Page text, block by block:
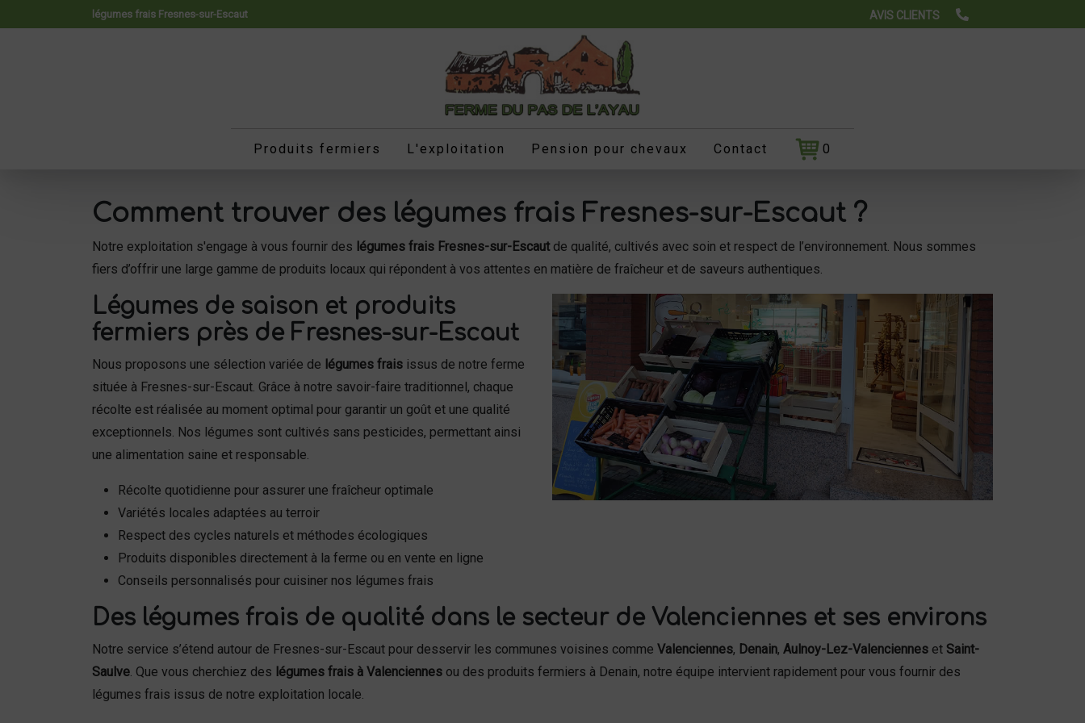
légumes frais Fresnes-sur-Escaut AVIS CLIENTS
Produits fermiers L'exploitation Pension pour chevaux Contact 0
Comment trouver des légumes frais Fresnes-sur-Escaut ?
Notre exploitation s'engage à vous fournir des légumes frais Fresnes-sur-Escautde qualité, cultivés avec soin et respect de l’environnement. Nous sommes
fiers d’offrir une large gamme de produits locaux qui répondent à vos attentes en matière de fraîcheur et de saveurs authentiques.
Légumes de saison et produits
fermiers près de Fresnes-sur-Escaut
Nous proposons une sélection variée de légumes frais issus de notre ferme
située à Fresnes-sur-Escaut. Grâce à notre savoir-faire traditionnel, chaque
récolte est réalisée au moment optimal pour garantir un goût et une qualité
exceptionnels. Nos légumes sont cultivés sans pesticides, permettant ainsi
une alimentation saine et responsable.
Récolte quotidienne pour assurer une fraîcheur optimale
Variétés locales adaptées au terroir
Respect des cycles naturels et méthodes écologiques
Produits disponibles directement à la ferme ou en vente en ligne
Conseils personnalisés pour cuisiner nos légumes frais
Des légumes frais de qualité dans le secteur de Valenciennes et ses environs
Notre service s’étend autour de Fresnes-sur-Escaut pour desservir les communes voisines comme Valenciennes, Denain, Aulnoy-Lez-Valenciennes et Saint-
Saulve. Que vous cherchiez des légumes frais à Valenciennes ou des produits fermiers à Denain, notre équipe intervient rapidement pour vous fournir des
légumes frais issus de notre exploitation locale.
Panneau de gestion des cookies